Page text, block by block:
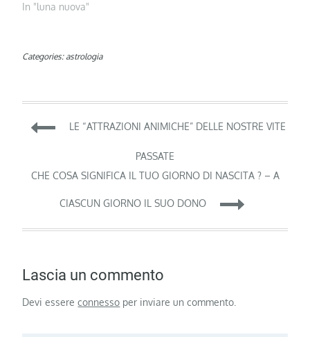
In "luna nuova"
Categories: astrologia
Navigazione
articoli
LE “ATTRAZIONI ANIMICHE” DELLE NOSTRE VITE
PASSATE
CHE COSA SIGNIFICA IL TUO GIORNO DI NASCITA ? – A
CIASCUN GIORNO IL SUO DONO
Lascia un commento
Devi essereconnesso per inviare un commento.